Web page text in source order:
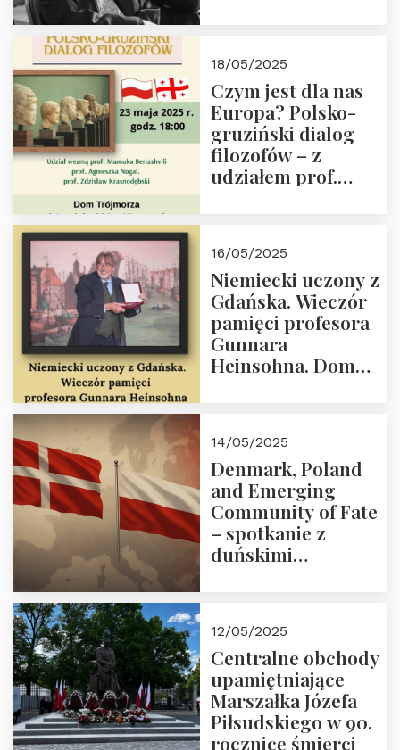
społeczny, członek
Kapituły Nagrody
im. Prezydenta
Lecha
Kaczyńskiego.
Wielki autorytet.
18/05/2025
Czym jest dla nas
Europa? Polsko-
gruziński dialog
filozofów – z
udziałem prof.
Dom Trójmorza 23
maja 2025 r. godz.
18:00.
16/05/2025
Niemiecki uczony z
Gdańska. Wieczór
pamięci profesora
Gunnara
Heinsohna. Dom
14/05/2025
Denmark, Poland
and Emerging
Community of Fate
– spotkanie z
duńskimi
12/05/2025
Centralne obchody
upamiętniające
Marszałka Józefa
Piłsudskiego w 90.
rocznicę śmierci